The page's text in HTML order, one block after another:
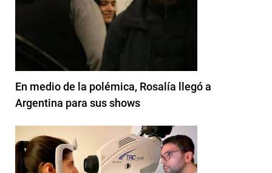
En medio de la polémica, Rosalía llegó a
Argentina para sus shows